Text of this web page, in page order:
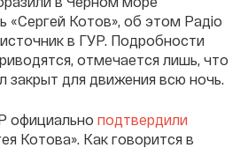
«Сергей Котов», об этом Радіо
источник в ГУР. Подробности
отмечается лишь, что
для движения всю ночь.
официально подтвердили
Котова». Как говорится в